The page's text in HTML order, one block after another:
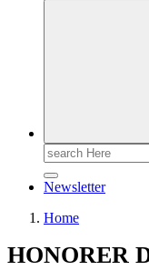
Newsletter
Home
HONORER